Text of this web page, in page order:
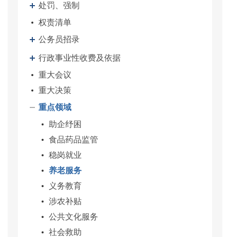
处罚、强制
权责清单
公务员招录
行政事业性收费及依据
重大会议
重大决策
重点领域
助企纾困
食品药品监管
稳岗就业
养老服务
义务教育
涉农补贴
公共文化服务
社会救助